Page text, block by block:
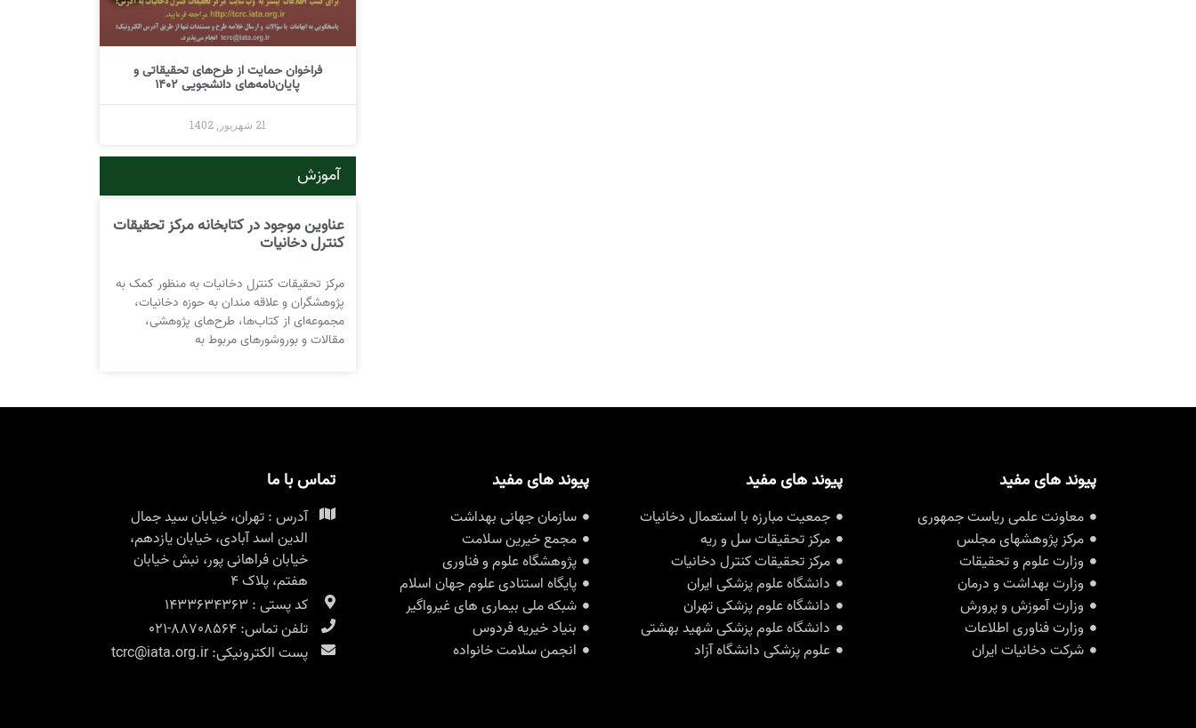
فراخوان حمایت از طرح‌های تحقیقاتی و
پایان‌نامه‌های دانشجویی 1402
21 شهریور, 1402
آموزش
عناوین موجود در کتابخانه مرکز تحقیقات
کنترل دخانیات
مرکز تحقیقات کنترل دخانیات به منظور کمک به
پژوهشگران و علاقه مندان به حوزه دخانیات،
مجموعه‌ای از کتاب‌ها، طرح‌های پژوهشی،
مقالات و بوروشورهای مربوط به
پیوند های مفید
معاونت علمی ریاست جمهوری
مرکز پژوهشهای مجلس
وزارت علوم و تحقیقات
وزارت بهداشت و درمان
وزارت آموزش و پرورش
وزارت فناوری اطلاعات
شرکت دخانیات ایران
پیوند های مفید
جمعیت مبارزه با استعمال دخانیات
مرکز تحقیقات سل و ریه
مرکز تحقیقات کنترل دخانیات
دانشگاه علوم پزشکی ایران
دانشگاه علوم پزشکی تهران
دانشگاه علوم پزشکی شهید بهشتی
علوم پزشکی دانشگاه آزاد
پیوند های مفید
سازمان جهانی بهداشت
مجمع خیرین سلامت
پژوهشگاه علوم و فناوری
پایگاه استنادی علوم جهان اسلام
شبکه ملی بیماری های غیرواگیر
بنیاد خیریه فردوس
انجمن سلامت خانواده
تماس با ما
آدرس : تهران، خیابان سید جمال
الدین اسد آبادی، خیابان یازدهم،
خیابان فراهانی پور، نبش خیابان
هفتم، پلاک ۴
کد پستی : 1433634363
تلفن تماس: 88708564-021
پست الکترونیکی: tcrc@iata.org.ir